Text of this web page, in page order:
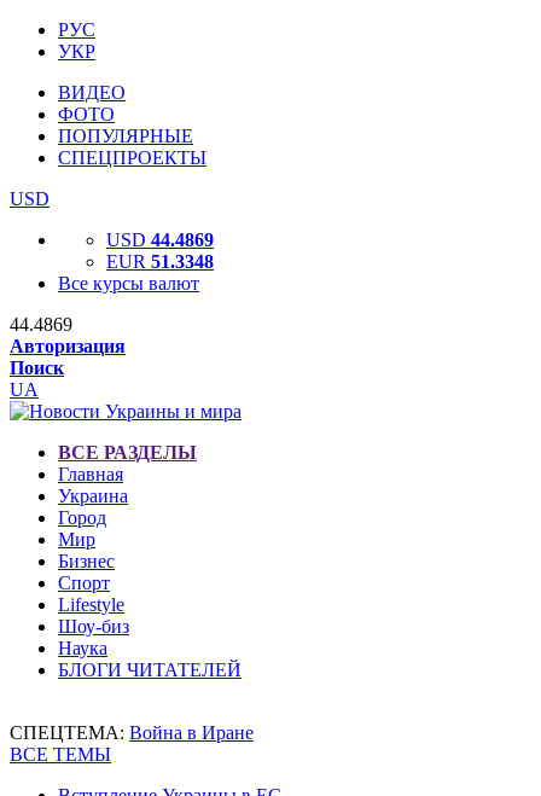
РУС
УКР
ВИДЕО
ФОТО
ПОПУЛЯРНЫЕ
СПЕЦПРОЕКТЫ
USD
USD 44.4869
EUR 51.3348
Все курсы валют
44.4869
Авторизация
Поиск
UA
ВСЕ РАЗДЕЛЫ
Главная
Украина
Город
Мир
Бизнес
Спорт
Lifestyle
Шоу-биз
Наука
БЛОГИ ЧИТАТЕЛЕЙ
СПЕЦТЕМА: Война в Иране
ВСЕ ТЕМЫ